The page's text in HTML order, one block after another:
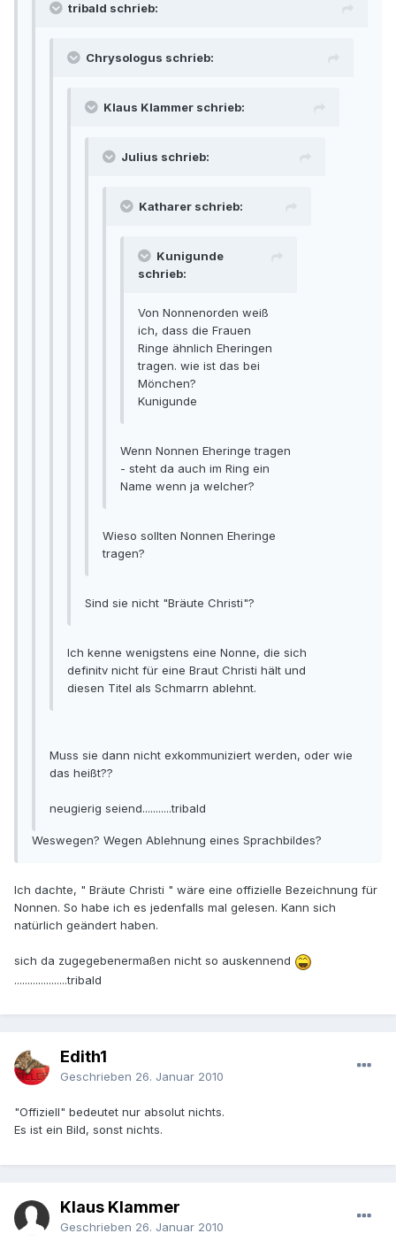
tribald schrieb:
Chrysologus schrieb:
Klaus Klammer schrieb:
Julius schrieb:
Katharer schrieb:
Kunigunde
schrieb:
Von Nonnenorden weiß
ich, dass die Frauen
Ringe ähnlich Eheringen
tragen. wie ist das bei
Mönchen?
Kunigunde
Wenn Nonnen Eheringe tragen
- steht da auch im Ring ein
Name wenn ja welcher?
Wieso sollten Nonnen Eheringe
tragen?
Sind sie nicht "Bräute Christi"?
Ich kenne wenigstens eine Nonne, die sich
definitv nicht für eine Braut Christi hält und
diesen Titel als Schmarrn ablehnt.
Muss sie dann nicht exkommuniziert werden, oder wie
das heißt??
neugierig seiend...........tribald
Weswegen? Wegen Ablehnung eines Sprachbildes?
Ich dachte, " Bräute Christi " wäre eine offizielle Bezeichnung für
Nonnen. So habe ich es jedenfalls mal gelesen. Kann sich
natürlich geändert haben.
sich da zugegebenermaßen nicht so auskennend
....................tribald
Edith1
Geschrieben 26. Januar 2010
"Offiziell" bedeutet nur absolut nichts.
Es ist ein Bild, sonst nichts.
Klaus Klammer
Geschrieben 26. Januar 2010